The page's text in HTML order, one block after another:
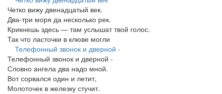
Четко вижу двенадцатый век.
Два-три моря да несколько рек.
Крикнешь здесь — там услышат твой голос.
Так что ласточки в клюве могли
Телефонный звонок и дверной -
Телефонный звонок и дверной -
Словно ангела два надо мной.
Вот сорвался один и летит,
Молоточек в железку стучит.